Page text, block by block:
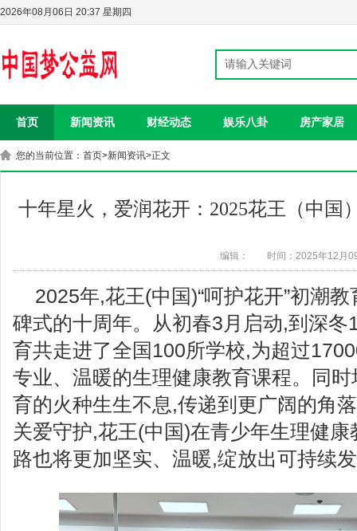
2026年08月06日 20:37 星期四
首页 新闻资讯 财经动态 娱乐八卦 房产家居
您的当前位置： 首页>新闻资讯>正文
十年星火，爱润花开：2025花王（中国
编辑： 时间：2025年12月
2025年,花王(中国)“呵护花开”初潮
碑式的十周年。从初春3月启动,到深冬
育共走进了全国100所学校,为超过
专业、温暖的生理健康教育课程。同
育的火种生生不息,传递到更广阔的角
关爱守护,花王(中国)在青少年生理健
路也将更加坚实、温暖,绽放出可持续